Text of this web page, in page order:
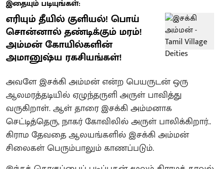
இதையும் படியுங்கள்:
எரியும் தீயில் குளியல்! பொய்
சொன்னால் தண்டிக்கும் மரம்!
அம்மன் கோயில்களின்
அமானுஷ்ய ரகசியங்கள்!
அவளே இசக்கி அம்மன் என்ற பெயருடன் ஒரு
ஆலமரத்தடியில் ஏழுந்தருளி அருள் பாவித்து
வருகிறாள்.‌ ஆள் தாரை இசக்கி அம்மனாக
செட்டித்தெரு, நாகர் கோவிலில் அருள் பாலிக்கிறார்..
கிராம தேவதை ஆலயங்களில் இசக்கி அம்மன்
சிலைகள் பெரும்பாலும் காணப்படும்.